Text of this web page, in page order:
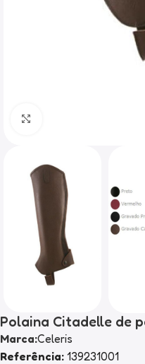
Polaina Citadelle de
Marca:Celeris
Referência: 139231001